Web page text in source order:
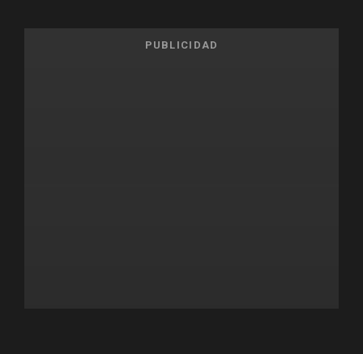
PUBLICIDAD